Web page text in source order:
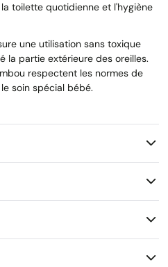
toilette quotidienne et l'hygiène
une utilisation sans toxique
la partie extérieure des oreilles.
respectent les normes de
soin spécial bébé.